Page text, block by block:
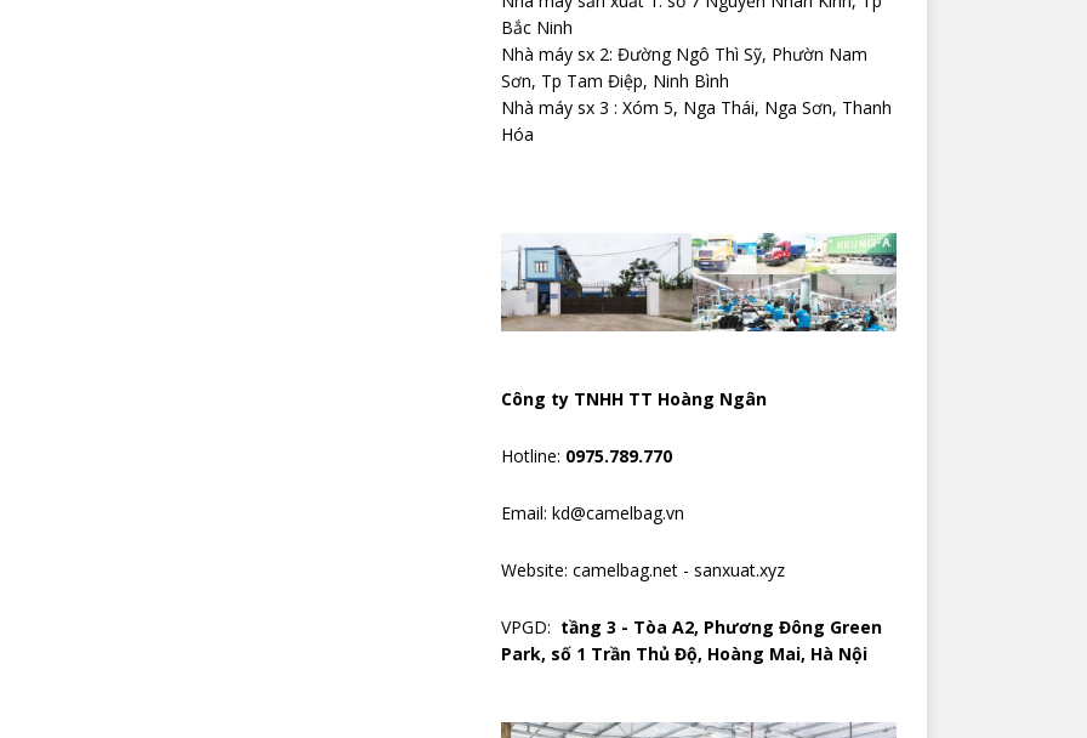
Bắc Ninh
Nhà máy sx 2: Đường Ngô Thì Sỹ, Phườn Nam
Sơn, Tp Tam Điệp, Ninh Bình
Nhà máy sx 3 : Xóm 5, Nga Thái, Nga Sơn, Thanh
Hóa
Công ty TNHH TT Hoàng Ngân
Hotline: 0975.789.770
Email: kd@camelbag.vn
Website: camelbag.net- sanxuat.xyz
VPGD: tầng 3 - Tòa A2, Phương Đông Green
Park, số 1 Trần Thủ Độ, Hoàng Mai, Hà Nội